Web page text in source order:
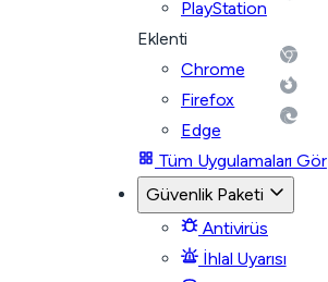
PlayStation
Eklenti
Chrome
Firefox
Edge
Tüm Uygulamaları Gör
Güvenlik Paketi
Antivirüs
İhlal Uyarısı